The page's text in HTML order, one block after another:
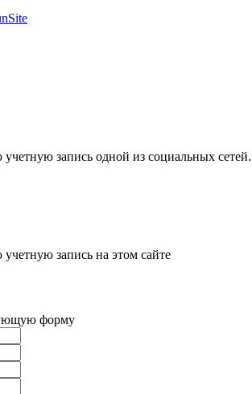
Site
запись одной из социальных сетей.
запись на этом сайте
форму